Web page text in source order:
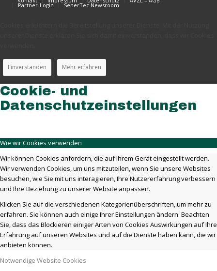
Partner-Login SenerTec Newsroom
Einverstanden Mehr erfahren
Cookie- und
Datenschutzeinstellungen
Wie wir Cookies verwenden
Wir können Cookies anfordern, die auf Ihrem Gerät eingestellt werden.
Wir verwenden Cookies, um uns mitzuteilen, wenn Sie unsere Websites
besuchen, wie Sie mit uns interagieren, Ihre Nutzererfahrung verbessern
und Ihre Beziehung zu unserer Website anpassen.
Klicken Sie auf die verschiedenen Kategorienüberschriften, um mehr zu
erfahren. Sie können auch einige Ihrer Einstellungen ändern. Beachten
Sie, dass das Blockieren einiger Arten von Cookies Auswirkungen auf Ihre
Erfahrung auf unseren Websites und auf die Dienste haben kann, die wir
anbieten können.
Notwendige Website Cookies